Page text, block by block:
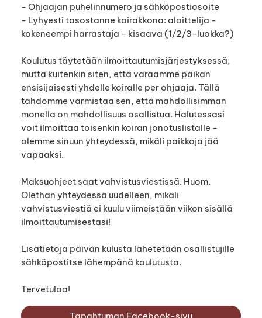
- Ohjaajan puhelinnumero ja sähköpostiosoite
- Lyhyesti tasostanne koirakkona: aloittelija -
kokeneempi harrastaja - kisaava (1/2/3-luokka?)
Koulutus täytetään ilmoittautumisjärjestyksessä,
mutta kuitenkin siten, että varaamme paikan
ensisijaisesti yhdelle koiralle per ohjaaja. Tällä
tahdomme varmistaa sen, että mahdollisimman
monella on mahdollisuus osallistua. Halutessasi
voit ilmoittaa toisenkin koiran jonotuslistalle -
olemme sinuun yhteydessä, mikäli paikkoja jää
vapaaksi.
Maksuohjeet saat vahvistusviestissä. Huom.
Olethan yhteydessä uudelleen, mikäli
vahvistusviestiä ei kuulu viimeistään viikon sisällä
ilmoittautumisestasi!
Lisätietoja päivän kulusta lähetetään osallistujille
sähköpostitse lähempänä koulutusta.
Tervetuloa!